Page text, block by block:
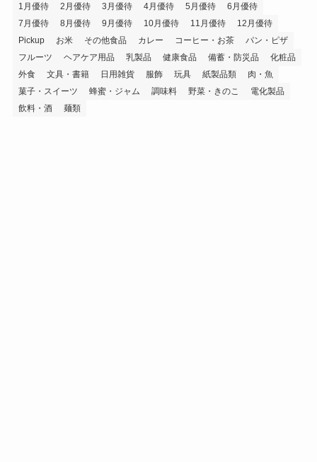
1月優待 2月優待 3月優待 4月優待 5月優待
6月優待
7月優待
8月優待 9月優待 10月優待 11月優待
12月優待
Pickup
お米 その他食品 カレー コーヒー・お茶
パン・ピザ
フルーツ
ヘアケア用品 乳製品 健康食品 備蓄・防災品
化粧品
外食
文具・書籍 日用雑貨 服飾 玩具 紙製品類
肉・魚
菓子・スイーツ
蜂蜜・ジャム 調味料 野菜・きのこ
電化製品
飲料・酒
麺類